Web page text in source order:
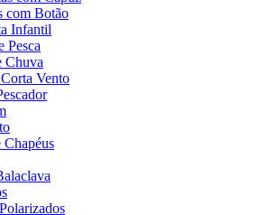
com Botão
Infantil
Pesca
Chuva
Vento
Chapéus